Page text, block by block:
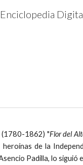
(1780-1862) "Flor del
heroínas de la
Padilla, lo siguió